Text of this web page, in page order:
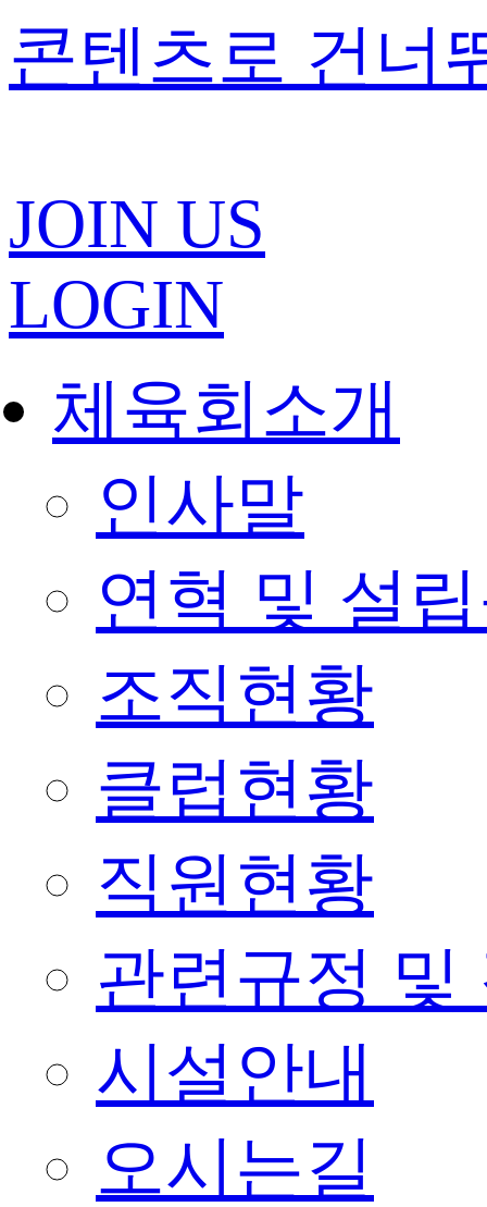
콘텐츠로 건너
JOIN US
LOGIN
체육회소개
인사말
연혁 및 설
조직현황
클럽현황
직원현황
관련규정 및
시설안내
오시는길